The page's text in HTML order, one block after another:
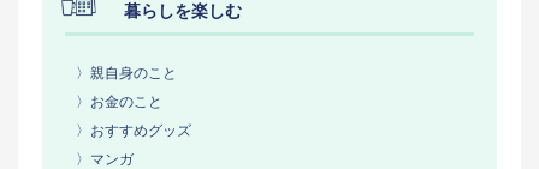
暮らしを楽しむ
〉親自身のこと
〉お金のこと
〉おすすめグッズ
〉マンガ